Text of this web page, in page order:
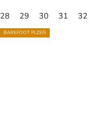
31
28 29 30 31 32
BAREFOOT PLZEŇ